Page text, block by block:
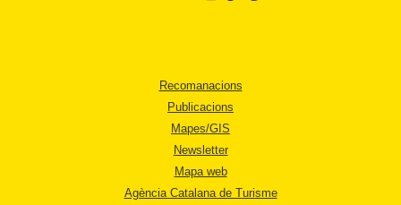
Recomanacions
Publicacions
Mapes/GIS
Newsletter
Mapa web
Agència Catalana de Turisme